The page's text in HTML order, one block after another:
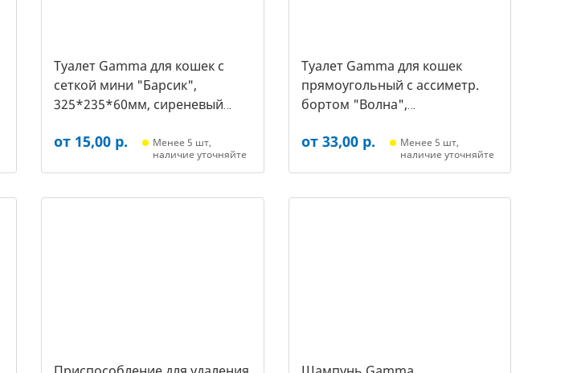
Туалет Gamma для кошек c
сеткой мини "Барсик",
325*235*60мм, сиреневый
от 15,00 р.
Менее 5 шт,
наличие уточняйте
Туалет Gamma для кошек
прямоугольный с ассиметр.
бортом "Волна",
(20452018, 3387)
от 33,00 р.
Менее 5 шт,
наличие уточняйте